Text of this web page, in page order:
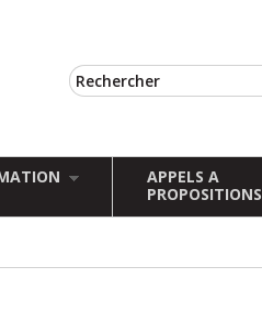
APPELS A
PROPOSITIONS